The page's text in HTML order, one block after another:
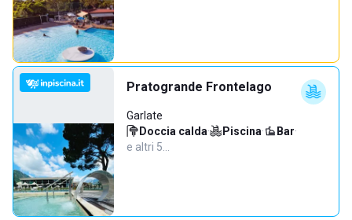
Pratogrande Frontelago
Garlate
Doccia calda· Piscina· Bar·
e altri 5…